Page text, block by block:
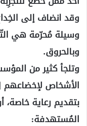
وقد انضاف إلى
وسيلة مُحرّمة هي
وبالحروق.
وتلجأ كثير من
الأشخاص لإخضاعهم
بتقديم رعاية خاصة،
المُستهدفة: